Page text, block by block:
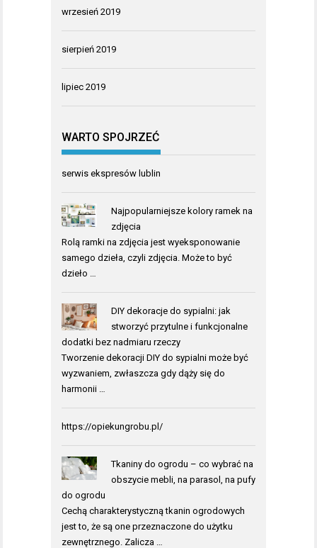
wrzesień 2019
sierpień 2019
lipiec 2019
WARTO SPOJRZEĆ
serwis ekspresów lublin
Najpopularniejsze kolory ramek na
zdjęcia
Rolą ramki na zdjęcia jest wyeksponowanie
samego dzieła, czyli zdjęcia. Może to być
dzieło …
DIY dekoracje do sypialni: jak
stworzyć przytulne i funkcjonalne
dodatki bez nadmiaru rzeczy
Tworzenie dekoracji DIY do sypialni może być
wyzwaniem, zwłaszcza gdy dąży się do
harmonii …
https://opiekungrobu.pl/
Tkaniny do ogrodu – co wybrać na
obszycie mebli, na parasol, na pufy
do ogrodu
Cechą charakterystyczną tkanin ogrodowych
jest to, że są one przeznaczone do użytku
zewnętrznego. Zalicza …